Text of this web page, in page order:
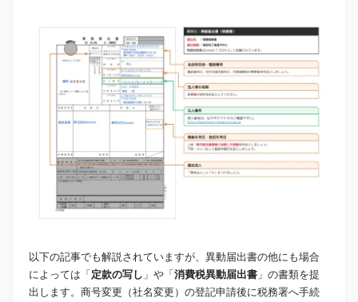
以下の記事でも解説されていますが、異動届出書の他にも場合
によっては「 定款の写し 」や「 消費税異動届出書 」の書類を提
出します。商号変更（社名変更）の登記申請後に税務署へ手続